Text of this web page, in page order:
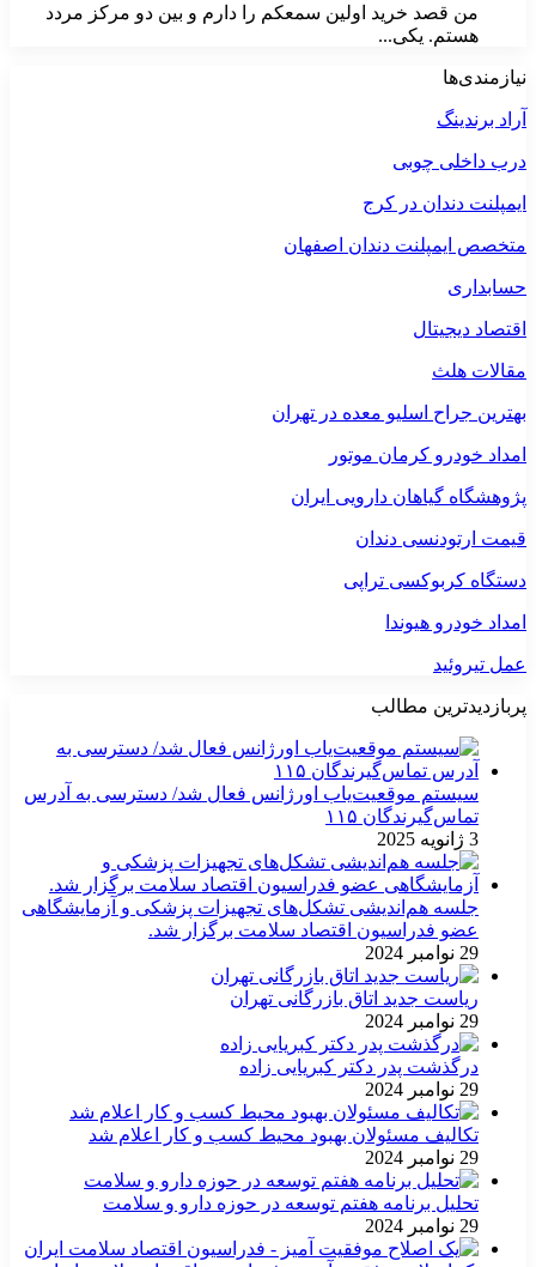
من قصد خرید اولین سمعکم را دارم و بین دو مرکز مردد
هستم. یکی...
نیازمندی‌ها
آراد برندینگ
درب داخلی چوبی
ایمپلنت دندان در کرج
متخصص ایمپلنت دندان اصفهان
حسابداری
اقتصاد دیجیتال
مقالات هلث
بهترین جراح اسلیو معده در تهران
امداد خودرو کرمان موتور
پژوهشگاه گیاهان دارویی ایران
قیمت ارتودنسی دندان
دستگاه کربوکسی تراپی
امداد خودرو هیوندا
عمل تیروئید
پربازدیدترین مطالب
سیستم موقعیت‌یاب اورژانس فعال شد/ دسترسی به آدرس
تماس‌گیرندگان ۱۱۵
3 ژانویه 2025
جلسه هم‌اندیشی تشکل‌های تجهیزات پزشکی و آزمایشگاهی
عضو فدراسیون اقتصاد سلامت برگزار شد.
29 نوامبر 2024
ریاست جدید اتاق بازرگانی تهران
29 نوامبر 2024
درگذشت پدر دکتر کبریایی زاده
29 نوامبر 2024
تکالیف مسئولان بهبود محیط کسب و کار اعلام شد
29 نوامبر 2024
تحلیل برنامه هفتم توسعه در حوزه دارو و سلامت
29 نوامبر 2024